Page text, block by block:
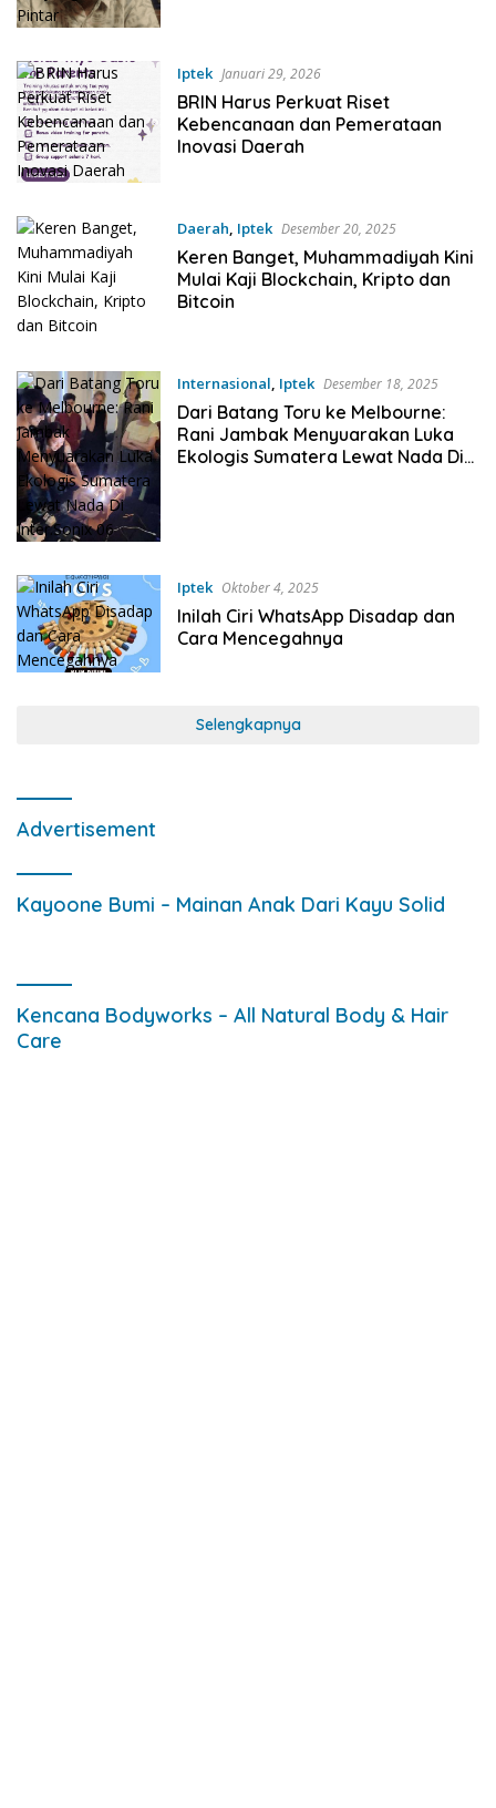
Iptek Januari 29, 2026
BRIN Harus Perkuat Riset
Kebencanaan dan Pemerataan
Inovasi Daerah
Daerah, Iptek Desember 20, 2025
Keren Banget, Muhammadiyah Kini
Mulai Kaji Blockchain, Kripto dan
Bitcoin
Internasional, Iptek Desember 18, 2025
Dari Batang Toru ke Melbourne:
Rani Jambak Menyuarakan Luka
Ekologis Sumatera Lewat Nada Di
Iptek Oktober 4, 2025
Inilah Ciri WhatsApp Disadap dan
Cara Mencegahnya
Selengkapnya
Advertisement
Kayoone Bumi – Mainan Anak Dari Kayu Solid
Kencana Bodyworks – All Natural Body & Hair
Care